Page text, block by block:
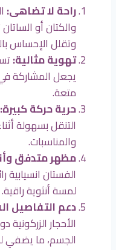
راحة لا تضاهى:
والكتان أو
وتقلل الإحساس
تهوية مثالية:
يجعل المشاركة
متعة.
حرية حركة كبيرة:
التنقل بسهولة
والمناسبات.
مظهر متدفق
الفستان
لمسة أنثوية راقية.
دعم التفاصيل
الأحجار
الجسم، ما يضفي